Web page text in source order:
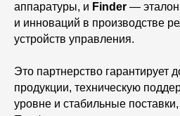
аппаратуры, и Finder — эталон
и инноваций в производстве
устройств управления.
Это партнерство гарантирует
продукции, техническую
уровне и стабильные